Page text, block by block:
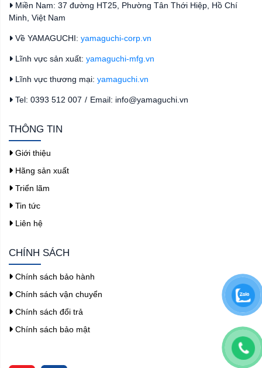
Miền Nam: 37 đường HT25, Phường Tân Thới Hiệp, Hồ Chí
Minh, Việt Nam
Về YAMAGUCHI: yamaguchi-corp.vn
Lĩnh vực sản xuất: yamaguchi-mfg.vn
Lĩnh vực thương mại: yamaguchi.vn
Tel: 0393 512 007 / Email: info@yamaguchi.vn
THÔNG TIN
Giới thiệu
Hãng sản xuất
Triển lãm
Tin tức
Liên hệ
CHÍNH SÁCH
Chính sách bảo hành
Chính sách vận chuyển
Chính sách đổi trả
Chính sách bảo mật